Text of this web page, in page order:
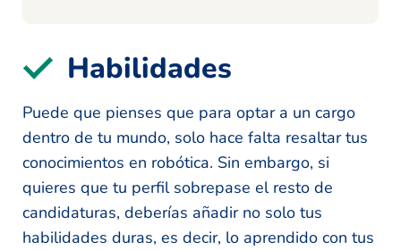
Habilidades
Puede que pienses que para optar a un cargo
dentro de tu mundo, solo hace falta resaltar tus
conocimientos en robótica. Sin embargo, si
quieres que tu perfil sobrepase el resto de
candidaturas, deberías añadir no solo tus
habilidades duras, es decir, lo aprendido con tus